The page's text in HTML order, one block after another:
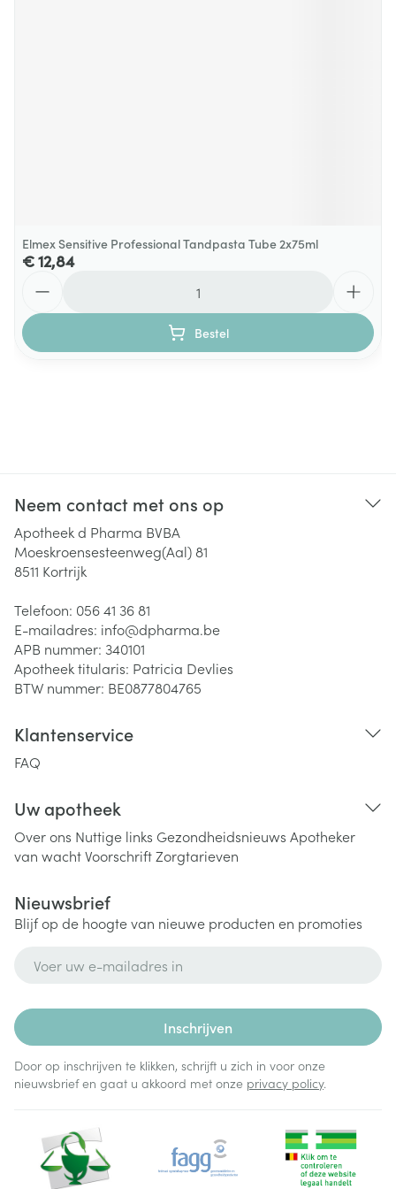
Elmex Sensitive Professional Tandpasta Tube 2x75ml
€ 12,84
Bestel
Neem contact met ons op
Apotheek d Pharma BVBA
Moeskroensesteenweg(Aal) 81
8511 Kortrijk
Telefoon: 056 41 36 81
E-mailadres: info@dpharma.be
APB nummer: 340101
Apotheek titularis: Patricia Devlies
BTW nummer: BE0877804765
Klantenservice
FAQ
Uw apotheek
Over ons Nuttige links Gezondheidsnieuws Apotheker
van wachtVoorschriftZorgtarieven
Nieuwsbrief
Blijf op de hoogte van nieuwe producten en promoties
Inschrijven
Door op inschrijven te klikken, schrijft u zich in voor onze
nieuwsbrief en gaat u akkoord met onze privacy policy.